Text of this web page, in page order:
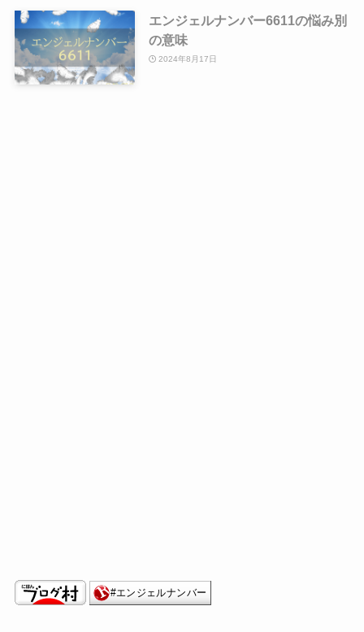
エンジェルナンバー6611の悩み別
の意味
2024年8月17日